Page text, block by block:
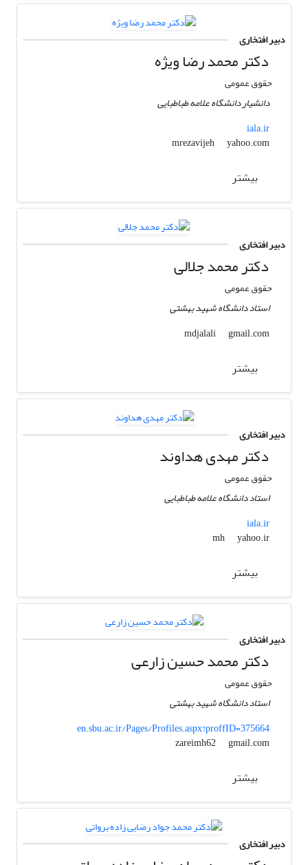
دبیر افتخاری
دکتر محمد رضا ویژه
حقوق عمومی
دانشیار دانشگاه علامه طباطبایی
iala.ir
mrezavijeh
yahoo.com
بیشتر
دبیر افتخاری
دکتر محمد جلالی
حقوق عمومی
استاد دانشگاه شهید بهشتی
mdjalali
gmail.com
بیشتر
دبیر افتخاری
دکتر مهدی هداوند
حقوق عمومی
استاد دانشگاه علامه طباطبایی
iala.ir
mh
yahoo.ir
بیشتر
دبیر افتخاری
دکتر محمد حسین زارعی
حقوق عمومی
استاد دانشگاه شهید بهشتی
en.sbu.ac.ir/Pages/Profiles.aspx?proffID=375664
zareimh62
gmail.com
بیشتر
دبیر افتخاری